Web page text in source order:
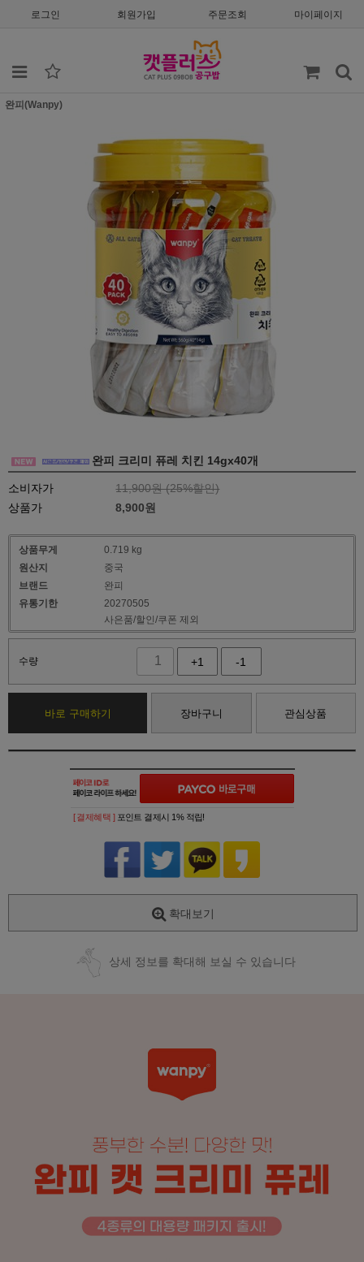
로그인 회원가입 주문조회 마이페이지
완피(Wanpy)
완피 크리미 퓨레 치킨 14gx40개
소비자가 11,900원 (25%할인)
상품가
8,900원
상품무게
0.719 kg
원산지
중국
브랜드
완피
유통기한
20270505
사은품/할인/쿠폰 제외
수량 +1 -1
바로 구매하기 장바구니 관심상품
페이코 ID로
PAYCO 바로
[ 결제혜택 ] 포인트 결제시 1% 적립!
확대보기
상세 정보를 확대해 보실 수 있습니다